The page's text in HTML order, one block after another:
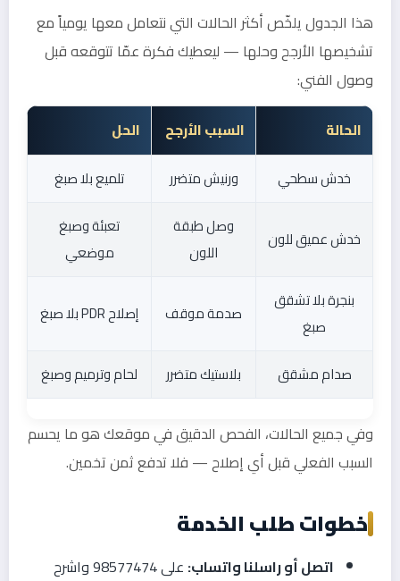
هذا الجدول يلخّص أكثر الحالات التي نتعامل معها يومياً مع
تشخيصها الأرجح وحلها — ليعطيك فكرة عمّا تتوقعه قبل
وصول الفني:
الحالة السبب الأرجح
الحل
خدش سطحي
ورنيش متضرر تلميع بلا صبغ
خدش عميق للون
وصل طبقة
اللون
تعبئة وصبغ
موضعي
بنجرة بلا تشقق
صبغ
صدمة موقف إصلاح PDR بلا صبغ
صدام مشقق بلاستيك متضرر لحام وترميم وصبغ
وفي جميع الحالات، الفحص الدقيق في موقعك هو ما يحسم
السبب الفعلي قبل أي إصلاح — فلا تدفع ثمن تخمين.
خطوات طلب الخدمة
اتصل أو راسلنا واتساب: على 98577474 واشرح